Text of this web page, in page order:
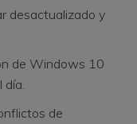
desactualizado y
de Windows 10
de